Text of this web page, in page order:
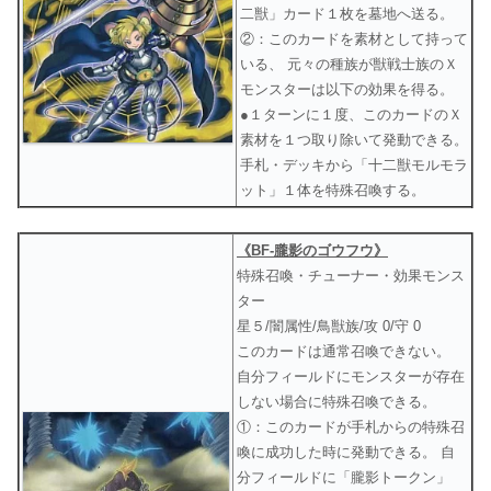
二獣」カード１枚を墓地へ送る。
②：このカードを素材として持って
いる、 元々の種族が獣戦士族のＸ
モンスターは以下の効果を得る。
●１ターンに１度、このカードのＸ
素材を１つ取り除いて発動できる。
手札・デッキから「十二獣モルモラ
ット」１体を特殊召喚する。
《BF-朧影のゴウフウ》
特殊召喚・チューナー・効果モンス
ター
星５/闇属性/鳥獣族/攻 0/守 0
このカードは通常召喚できない。
自分フィールドにモンスターが存在
しない場合に特殊召喚できる。
①：このカードが手札からの特殊召
喚に成功した時に発動できる。 自
分フィールドに「朧影トークン」